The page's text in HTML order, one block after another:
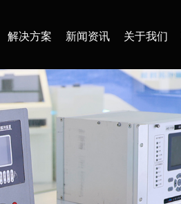
解决方案 新闻资讯 关于我们